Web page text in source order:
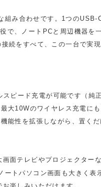
み合わせです。1つの
、ノートPCと周辺機器を
続をすべて、この一台で実
ード充電が可能です（純
10Wのワイヤレス充電に
性を拡張しながら、置く
面テレビやプロジェクター
ートパソコン画面も大きく表